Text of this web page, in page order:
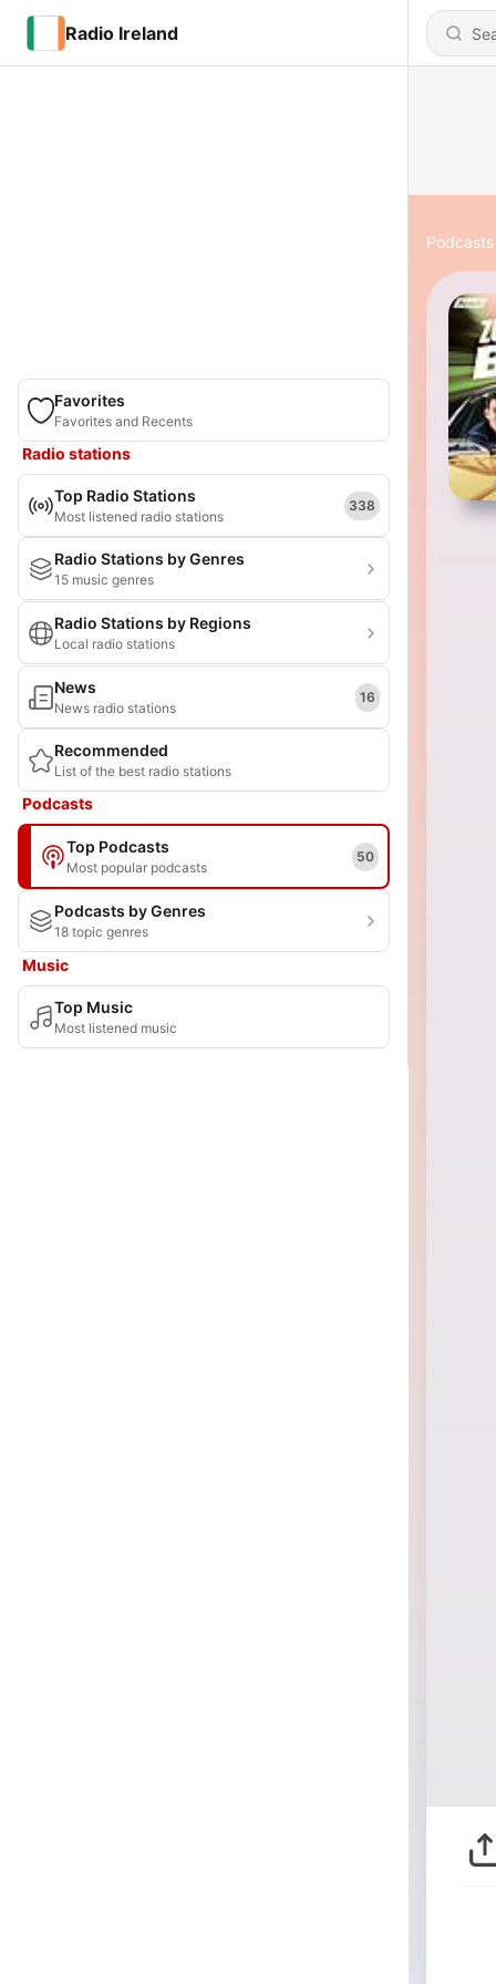
Radio Ireland
Favorites
Favorites and Recents
Radio stations
Top Radio Stations
Most listened radio stations
338
Radio Stations by Genres
15 music genres
Radio Stations by Regions
Local radio stations
News
News radio stations
16
Recommended
List of the best radio stations
Podcasts
Top Podcasts
Most popular podcasts
50
Podcasts by Genres
18 topic genres
Music
Top Music
Most listened music
Podcasts